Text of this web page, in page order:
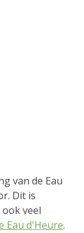
van de Eau
Dit is
veel
Eau d'Heure.